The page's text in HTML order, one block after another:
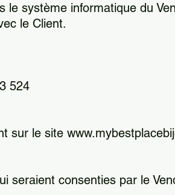
système informatique du
le Client.
524
sur le site
seraient consenties par le